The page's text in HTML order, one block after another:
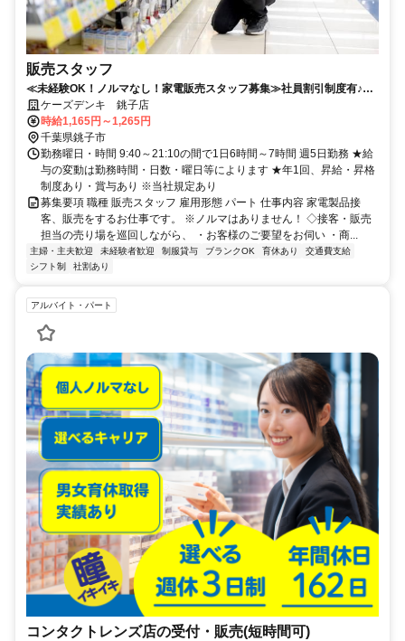
販売スタッフ
≪未経験OK！ノルマなし！家電販売スタッフ募集≫社員割引制度有♪充
実の待遇で働きやすさ抜群◎
ケーズデンキ 銚子店
時給1,165円～1,265円
千葉県銚子市
勤務曜日・時間 9:40～21:10の間で1日6時間～7時間 週5日勤務 ★給
与の変動は勤務時間・日数・曜日等によります ★年1回、昇給・昇格
制度あり・賞与あり ※当社規定あり
募集要項 職種 販売スタッフ 雇用形態 パート 仕事内容 家電製品接
客、販売をするお仕事です。 ※ノルマはありません！ ◇接客・販売
担当の売り場を巡回しながら、 ・お客様のご要望をお伺い ・商...
主婦・主夫歓迎 未経験者歓迎 制服貸与 ブランクOK 育休あり
交通費支給
シフト制
社割あり
アルバイト・パート
コンタクトレンズ店の受付・販売(短時間可)